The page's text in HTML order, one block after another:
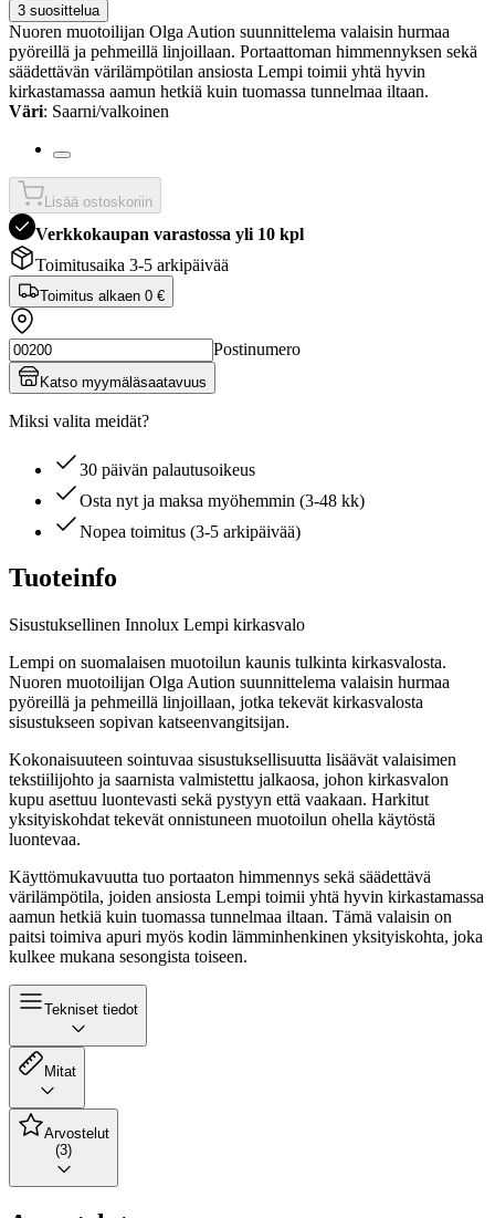
3 suosittelua
Nuoren muotoilijan Olga Aution suunnittelema valaisin hurmaa
pyöreillä ja pehmeillä linjoillaan. Portaattoman himmennyksen sekä
säädettävän värilämpötilan ansiosta Lempi toimii yhtä hyvin
kirkastamassa aamun hetkiä kuin tuomassa tunnelmaa iltaan.
Väri: Saarni/valkoinen
Lisää ostoskoriin
Verkkokaupan varastossa yli 10 kpl
Toimitusaika 3-5 arkipäivää
Toimitus alkaen 0 €
Postinumero
Katso myymäläsaatavuus
Miksi valita meidät?
30 päivän palautusoikeus
Osta nyt ja maksa myöhemmin (3-48 kk)
Nopea toimitus (3-5 arkipäivää)
Tuoteinfo
Sisustuksellinen Innolux Lempi kirkasvalo
Lempi on suomalaisen muotoilun kaunis tulkinta kirkasvalosta.
Nuoren muotoilijan Olga Aution suunnittelema valaisin hurmaa
pyöreillä ja pehmeillä linjoillaan, jotka tekevät kirkasvalosta
sisustukseen sopivan katseenvangitsijan.
Kokonaisuuteen sointuvaa sisustuksellisuutta lisäävät valaisimen
tekstiilijohto ja saarnista valmistettu jalkaosa, johon kirkasvalon
kupu asettuu luontevasti sekä pystyyn että vaakaan. Harkitut
yksityiskohdat tekevät onnistuneen muotoilun ohella käytöstä
luontevaa.
Käyttömukavuutta tuo portaaton himmennys sekä säädettävä
värilämpötila, joiden ansiosta Lempi toimii yhtä hyvin kirkastamassa
aamun hetkiä kuin tuomassa tunnelmaa iltaan. Tämä valaisin on
paitsi toimiva apuri myös kodin lämminhenkinen yksityiskohta, joka
kulkee mukana sesongista toiseen.
Tekniset tiedot
Mitat
Arvostelut
(3)